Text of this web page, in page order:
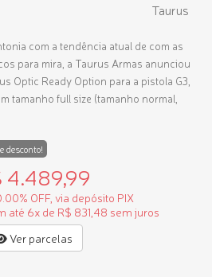
Taurus
com a tendência atual de com as
para mira, a Taurus Armas anunciou
Optic Ready Option para a pistola G3,
tamanho full size (tamanho normal,
desconto!
4.489,99
OFF, via depósito PIX
até 6x de R$ 831,48 sem juros
Ver parcelas